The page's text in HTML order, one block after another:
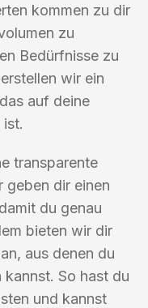
kommen zu dir
zu
Bedürfnisse zu
wir ein
auf deine
transparente
geben dir einen
du genau
bieten wir dir
aus denen du
So hast du
und kannst